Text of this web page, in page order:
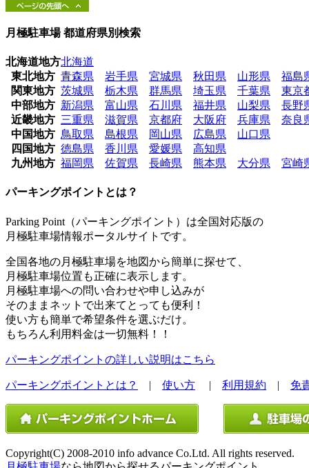
月極駐車場 都道府県別検索
北海道地方北海道
東北地方 青森県 岩手県 宮城県 秋田県 山形県
福島
関東地方 茨城県 栃木県 群馬県 埼玉県 千葉県 東京
中部地方 新潟県 富山県 石川県 福井県 山梨県 長野
近畿地方 三重県 滋賀県 京都府 大阪府 兵庫県 奈良
中国地方 鳥取県 島根県 岡山県 広島県
山口県
四国地方 徳島県 香川県 愛媛県
高知県
九州地方 福岡県 佐賀県 長崎県 熊本県 大分県 宮崎
パーキングポイントとは？
Parking Point（パーキングポイント）は全国対応版の
月極駐車場情報ポータルサイトです。
全国各地の月極駐車場を地図から簡単に探せて、
月極駐車場位置も正確に表示します。
月極駐車場への問い合わせや申し込みが
そのままネットで出来てとっても便利！
使い方も簡単で希望条件を選ぶだけ。
もちろん利用料金は一切無料！！
パーキングポイントの詳しい説明はこちら
パーキングポイントとは？ | 使い方 | 利用規約 | 免
Copyright(C) 2008-2010 info advance Co.Ltd. All rights reserved.